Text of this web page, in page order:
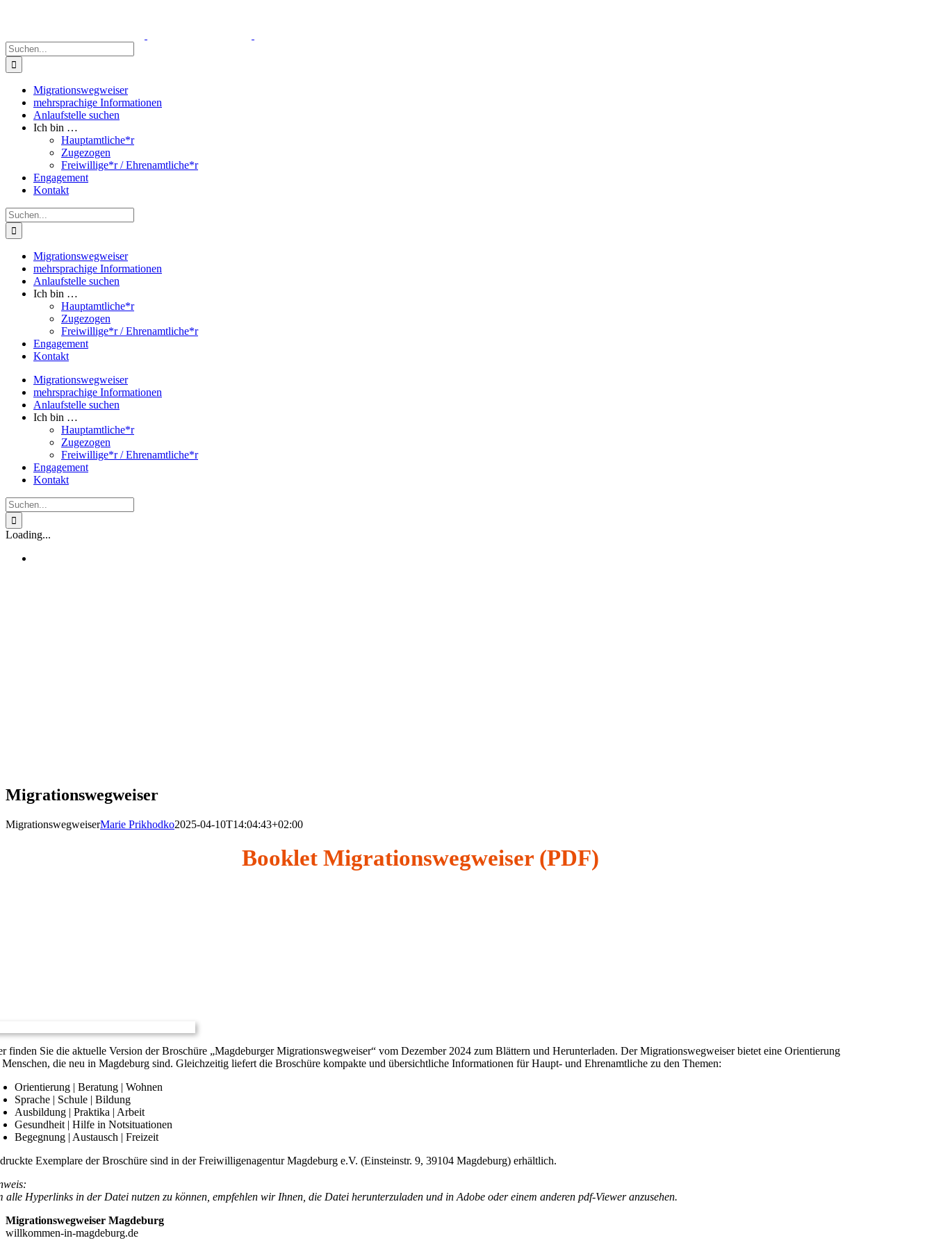
Suche
nach:
Migrationswegweiser
mehrsprachige Informationen
Anlaufstelle suchen
Ich bin …
Hauptamtliche*r
Zugezogen
Freiwillige*r / Ehrenamtliche*r
Engagement
Kontakt
Suche
nach:
Migrationswegweiser
mehrsprachige Informationen
Anlaufstelle suchen
Ich bin …
Hauptamtliche*r
Zugezogen
Freiwillige*r / Ehrenamtliche*r
Engagement
Kontakt
Migrationswegweiser
mehrsprachige Informationen
Anlaufstelle suchen
Ich bin …
Hauptamtliche*r
Zugezogen
Freiwillige*r / Ehrenamtliche*r
Engagement
Kontakt
Suche
nach:
Loading...
Migrationswegweiser
MigrationswegweiserMarie Prikhodko2025-04-10T14:04:43+02:00
Booklet Migrationswegweiser (PDF)
finden Sie die aktuelle Version der Broschüre „Magdeburger Migrationswegweiser“ vom Dezember 2024 zum Blättern und Herunterladen. Der Migrationswegweiser bietet eine Orientierung
die neu in Magdeburg sind. Gleichzeitig liefert die Broschüre kompakte und übersichtliche Informationen für Haupt- und Ehrenamtliche zu den Themen:
Orientierung | Beratung | Wohnen
Sprache | Schule | Bildung
Ausbildung | Praktika | Arbeit
Gesundheit | Hilfe in Notsituationen
Begegnung | Austausch | Freizeit
Exemplare der Broschüre sind in der Freiwilligenagentur Magdeburg e.V. (Einsteinstr. 9, 39104 Magdeburg) erhältlich.
alle Hyperlinks in der Datei nutzen zu können, empfehlen wir Ihnen, die Datei herunterzuladen und in Adobe oder einem anderen pdf-Viewer anzusehen.
Migrationswegweiser Magdeburg
willkommen-in-magdeburg.de